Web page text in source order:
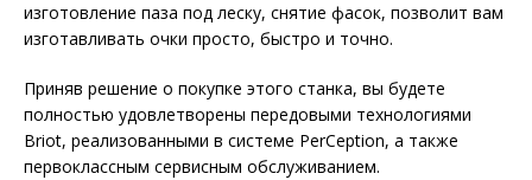
изготовление паза под леску, снятие фасок, позволит вам
изготавливать очки просто, быстро и точно.
Приняв решение о покупке этого станка, вы будете
полностью удовлетворены передовыми технологиями
Briot, реализованными в системе PerCeption, а также
первоклассным сервисным обслуживанием.